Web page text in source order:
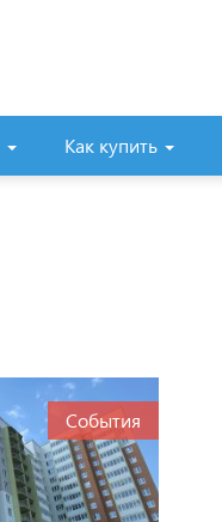
Как купить
События